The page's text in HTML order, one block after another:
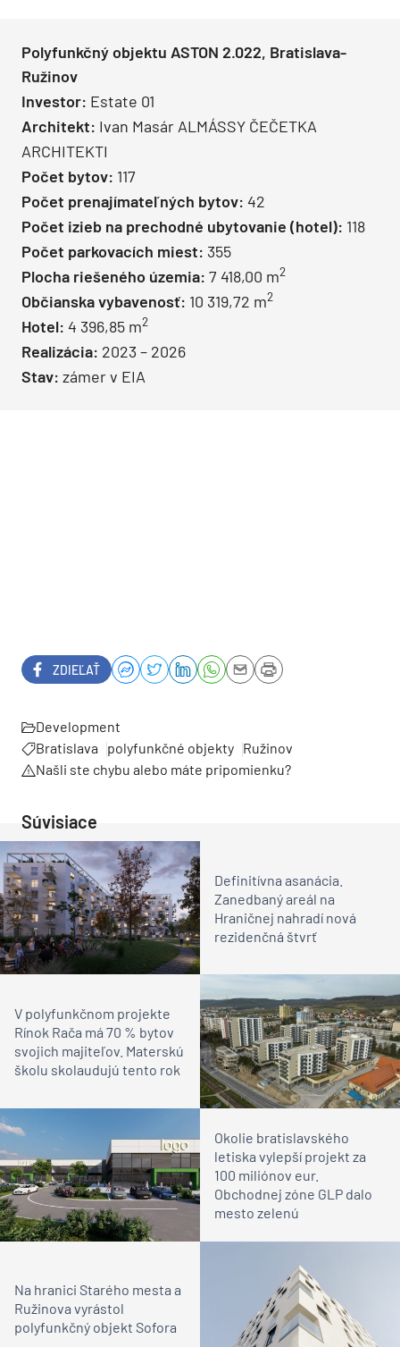
Polyfunkčný objektu ASTON 2.022, Bratislava-
Ružinov
Investor: Estate 01
Architekt: Ivan Masár ALMÁSSY ČEČETKA
ARCHITEKTI
Počet bytov: 117
Počet prenajímateľných bytov: 42
Počet izieb na prechodné ubytovanie (hotel): 118
Počet parkovacích miest: 355
Plocha riešeného územia: 7 418,00 m2
Občianska vybavenosť: 10 319,72 m2
Hotel: 4 396,85 m2
Realizácia: 2023 – 2026
Stav: zámer v EIA
ZDIEĽAŤ
Development
Bratislava
polyfunkčné objekty Ružinov
Našli ste chybu alebo máte pripomienku?
Súvisiace
Definitívna asanácia.
Zanedbaný areál na
Hraničnej nahradí nová
rezidenčná štvrť
V polyfunkčnom projekte
Rínok Rača má 70 % bytov
svojich majiteľov. Materskú
školu skolaudujú tento rok
Okolie bratislavského
letiska vylepší projekt za
100 miliónov eur.
Obchodnej zóne GLP dalo
mesto zelenú
Na hranici Starého mesta a
Ružinova vyrástol
polyfunkčný objekt Sofora